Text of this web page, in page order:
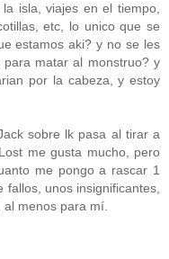
isla, viajes en el tiempo,
etc, lo unico que se
estamos aki? y no se les
matar al monstruo? y
por la cabeza, y estoy
sobre lk pasa al tirar a
me gusta mucho, pero
me pongo a rascar 1
fallos, unos insignificantes,
menos para mí.